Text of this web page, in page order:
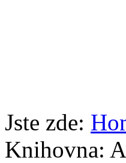
Jste zde:
Knihovna: